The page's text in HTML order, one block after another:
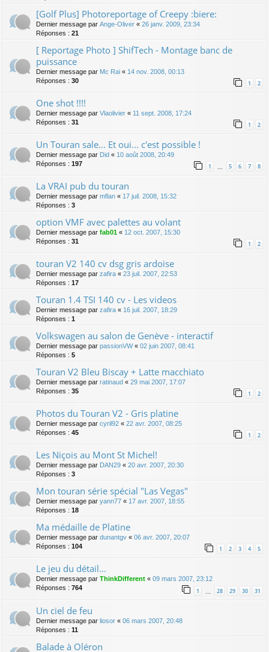
[Golf Plus] Photoreportage of Creepy :biere:
Dernier message par Ange-Oliver « 26 janv. 2009, 23:34
Réponses : 21
[ Reportage Photo ] ShifTech - Montage banc de
puissance
Dernier message par Mc Rai « 14 nov. 2008, 00:13
Réponses : 30 1 2
One shot !!!!
Dernier message par Vlaolivier « 11 sept. 2008, 17:24
Réponses : 31 1 2
Un Touran sale... Et oui... c'est possible !
Dernier message par Did « 10 août 2008, 20:49
Réponses : 197 1 … 5 6 7 8
La VRAI pub du touran
Dernier message par mflan « 17 juil. 2008, 15:32
Réponses : 3
option VMF avec palettes au volant
Dernier message par fab01 « 12 oct. 2007, 15:30
Réponses : 31 1 2
touran V2 140 cv dsg gris ardoise
Dernier message par zafira « 23 juil. 2007, 22:53
Réponses : 17
Touran 1.4 TSI 140 cv - Les videos
Dernier message par zafira « 16 juil. 2007, 18:29
Réponses : 1
Volkswagen au salon de Genève - interactif
Dernier message par passionVW« 02 juin 2007, 08:41
Réponses : 5
Touran V2 Bleu Biscay + Latte macchiato
Dernier message par ratinaud « 29 mai 2007, 17:07
Réponses : 35 1 2
Photos du Touran V2 - Gris platine
Dernier message par cyril92 « 22 avr. 2007, 08:25
Réponses : 45 1 2
Les Niçois au Mont St Michel!
Dernier message par DAN29 « 20 avr. 2007, 20:30
Réponses : 3
Mon touran série spécial "Las Vegas"
Dernier message par yann77 « 17 avr. 2007, 18:55
Réponses : 18
Ma médaille de Platine
Dernier message par dunantgv « 06 avr. 2007, 20:07
Réponses : 104 1 2 3 4 5
Le jeu du détail...
Dernier message par ThinkDifferent « 09 mars 2007, 23:12
Réponses : 764 1 28 29 30 31
Un ciel de feu
Dernier message par liosor « 06 mars 2007, 20:48
Réponses : 11
Balade à Oléron